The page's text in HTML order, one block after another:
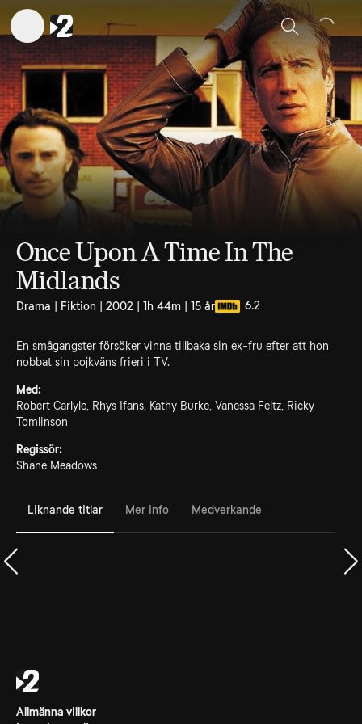
Sök
Once Upon A Time In The
Midlands
Drama | Fiktion | 2002 | 1h 44m | 15 år 6.2
En smågangster försöker vinna tillbaka sin ex-fru efter att hon
nobbat sin pojkväns frieri i TV.
Med:
Robert Carlyle, Rhys Ifans, Kathy Burke, Vanessa Feltz, Ricky
Tomlinson
Regissör:
Shane Meadows
Liknande titlar Mer info Medverkande
Allmänna villkor